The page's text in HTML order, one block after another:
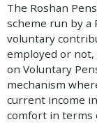
The Roshan Pens
scheme run by a
voluntary contrib
employed or not,
on Voluntary Pen
mechanism wher
current income in
comfort in terms